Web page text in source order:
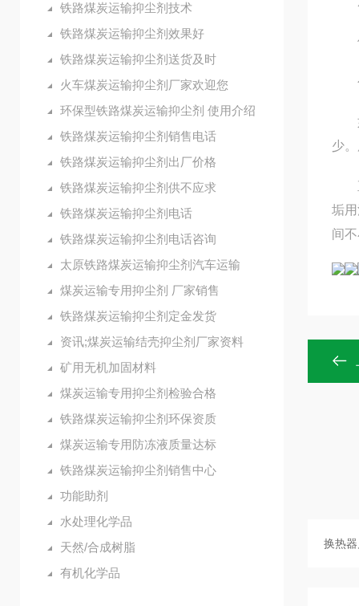
铁路煤炭运输抑尘剂技术
铁路煤炭运输抑尘剂效果好
铁路煤炭运输抑尘剂送货及时
火车煤炭运输抑尘剂厂家欢迎您
环保型铁路煤炭运输抑尘剂 使用介绍
铁路煤炭运输抑尘剂销售电话
铁路煤炭运输抑尘剂出厂价格
铁路煤炭运输抑尘剂供不应求
铁路煤炭运输抑尘剂电话
铁路煤炭运输抑尘剂电话咨询
太原铁路煤炭运输抑尘剂汽车运输
煤炭运输专用抑尘剂 厂家销售
铁路煤炭运输抑尘剂定金发货
资讯;煤炭运输结壳抑尘剂厂家资料
矿用无机加固材料
煤炭运输专用抑尘剂检验合格
铁路煤炭运输抑尘剂环保资质
煤炭运输专用防冻液质量达标
铁路煤炭运输抑尘剂销售中心
功能助剂
水处理化学品
天然/合成树脂
有机化学品
使
公
如
少
直
垢
间